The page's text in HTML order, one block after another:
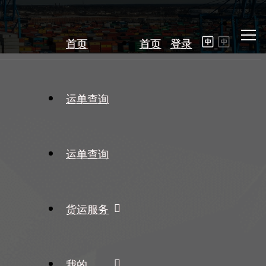
首页 登录
首页
运单查询
运单查询
货运服务